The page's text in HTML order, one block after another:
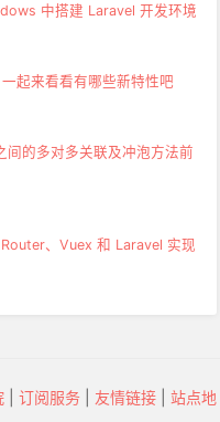
中搭建 Laravel 开发环境
起来看看有哪些新特性吧
间的多对多关联及冲泡方法前
、Vuex 和 Laravel 实现
订阅服务 友情链接
站点地